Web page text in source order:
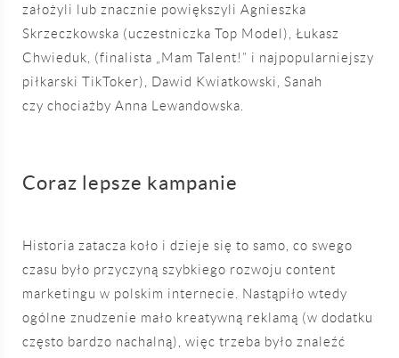
założyli lub znacznie powiększyli Agnieszka
Skrzeczkowska (uczestniczka Top Model), Łukasz
Chwieduk, (finalista „Mam Talent!” i najpopularniejszy
piłkarski TikToker), Dawid Kwiatkowski, Sanah
czy chociażby Anna Lewandowska.
Coraz lepsze kampanie
Historia zatacza koło i dzieje się to samo, co swego
czasu było przyczyną szybkiego rozwoju content
marketingu w polskim internecie. Nastąpiło wtedy
ogólne znudzenie mało kreatywną reklamą (w dodatku
często bardzo nachalną), więc trzeba było znaleźć